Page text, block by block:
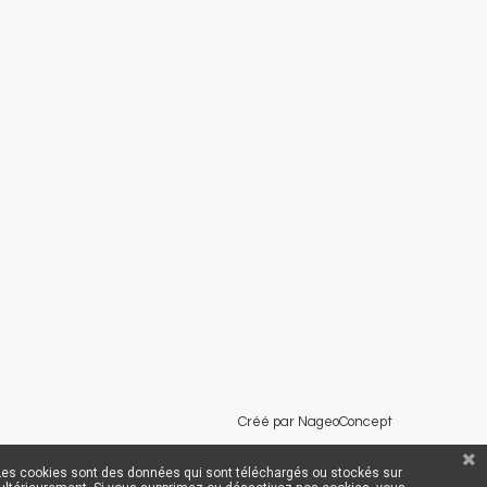
Créé par NageoConcept
cookies sont des données qui sont téléchargés ou stockés sur